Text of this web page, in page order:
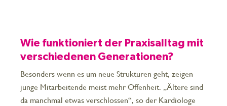
Wie funktioniert der Praxisalltag mit
verschiedenen Generationen?
Besonders wenn es um neue Strukturen geht, zeigen
junge Mitarbeitende meist mehr Offenheit. „Ältere sind
da manchmal etwas verschlossen“, so der Kardiologe